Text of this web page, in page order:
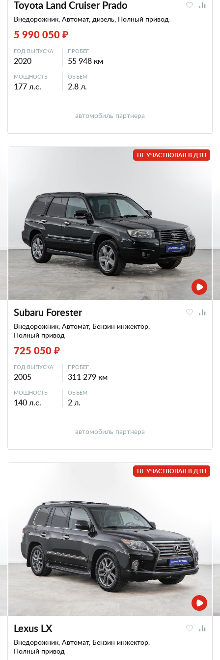
Toyota Land Cruiser Prado
Внедорожник, Автомат, дизель, Полный привод
5 990 050 ₽
ГОД ВЫПУСКА
2020
ПРОБЕГ
55 948 км
МОЩНОСТЬ
177 л.с.
ОБЪЕМ
2.8 л.
автомобиль партнера
НЕ УЧАСТВОВАЛ В ДТП
Subaru Forester
Внедорожник, Автомат, Бензин инжектор,
Полный привод
725 050 ₽
ГОД ВЫПУСКА
2005
ПРОБЕГ
311 279 км
МОЩНОСТЬ
140 л.с.
ОБЪЕМ
2 л.
автомобиль партнера
НЕ УЧАСТВОВАЛ В ДТП
Lexus LX
Внедорожник, Автомат, Бензин инжектор,
Полный привод